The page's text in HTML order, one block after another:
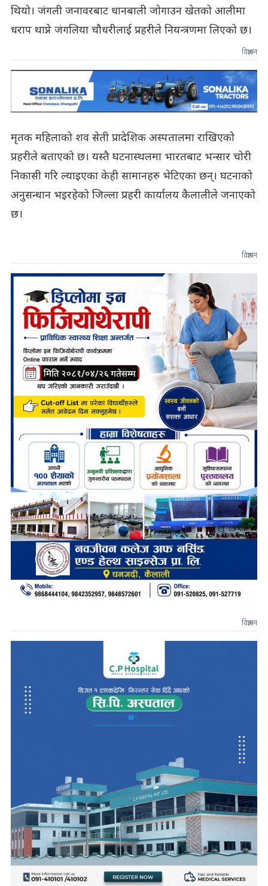
थियो। जंगली जनावरबाट धानबाली जोगाउन खेतको आलीमा
धराप थाप्ने जंगलिया चौधरीलाई प्रहरीले नियन्त्रणमा लिएको छ।
विज्ञापन
मृतक महिलाको शव सेती प्रादेशिक अस्पतालमा राखिएको
प्रहरीले बताएको छ। यस्तै घटनास्थलमा भारतबाट भन्सार चोरी
निकासी गरि ल्याइएका केही सामानहरु भेटिएका छन्। घटनाको
अनुसन्धान भइरहेको जिल्ला प्रहरी कार्यालय कैलालीले जनाएको
छ।
विज्ञापन
विज्ञापन